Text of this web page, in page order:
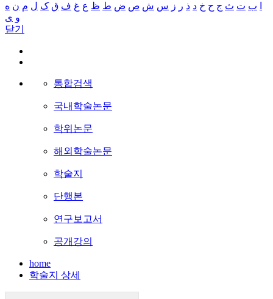
ب ت ث ج ح خ د ذ ر ز س ش ص ض ط ظ ع غ ف ق ک ل م ن ه
و ی
닫기
통합검색
국내학술논문
학위논문
해외학술논문
학술지
단행본
연구보고서
공개강의
home
학술지 상세